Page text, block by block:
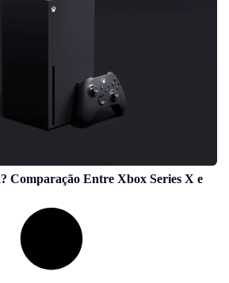
Comparação Entre Xbox Series X e